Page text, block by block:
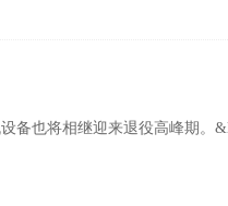
备也将相继迎来退役高峰期。